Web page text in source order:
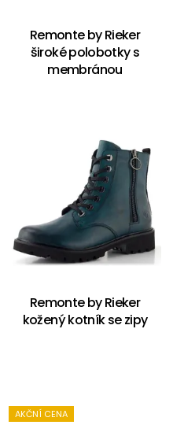
Remonte by Rieker
široké polobotky s
membránou
Remonte by Rieker
kožený kotník se zipy
AKČNÍ CENA